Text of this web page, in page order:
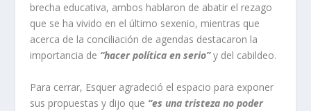
brecha educativa, ambos hablaron de abatir el rezago
que se ha vivido en el último sexenio, mientras que
acerca de la conciliación de agendas destacaron la
importancia de “hacer política en serio” y del cabildeo.
Para cerrar, Esquer agradeció el espacio para exponer
sus propuestas y dijo que “es una tristeza no poder